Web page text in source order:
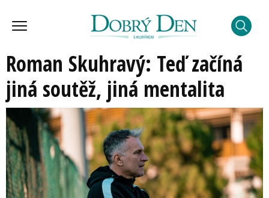
Roman Skuhravý: Teď začíná
jiná soutěž, jiná mentalita